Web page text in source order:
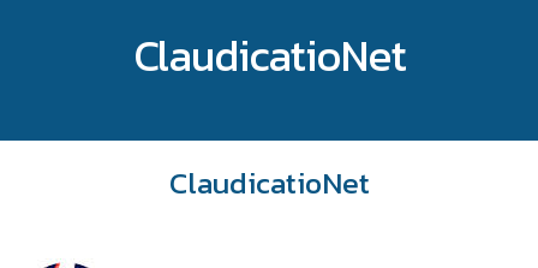
ClaudicatioNet
ClaudicatioNet